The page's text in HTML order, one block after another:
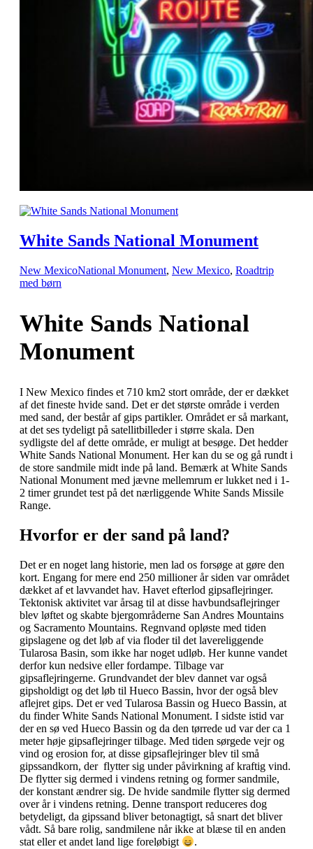
White Sands National Monument
New MexicoNational Monument, New Mexico, Roadtrip
med børn
White Sands National
Monument
I New Mexico findes et 710 km2 stort område, der er dækket
af det fineste hvide sand. Det er det største område i verden
med sand, der består af gips partikler. Området er så markant,
at det ses tydeligt på satellitbilleder i større skala. Den
sydligste del af dette område, er muligt at besøge. Det hedder
White Sands National Monument. Her kan du se og gå rundt i
de store sandmile midt inde på land. Bemærk at White Sands
National Monument med jævne mellemrum er lukket ned i 1-
2 timer grundet test på det nærliggende White Sands Missile
Range.
Hvorfor er der sand på land?
Det er en noget lang historie, men lad os forsøge at gøre den
kort. Engang for mere end 250 millioner år siden var området
dækket af et lavvandet hav. Havet efterlod gipsaflejringer.
Tektonisk aktivitet var årsag til at disse havbundsaflejringer
blev løftet og skabte bjergområderne San Andres Mountains
og Sacramento Mountains. Regnvand opløste med tiden
gipslagene og det løb af via floder til det lavereliggende
Tularosa Basin, som ikke har noget udløb. Her kunne vandet
derfor kun nedsive eller fordampe. Tilbage var
gipsaflejringerne. Grundvandet der blev dannet var også
gipsholdigt og det løb til Hueco Bassin, hvor der også blev
aflejret gips. Det er ved Tularosa Bassin og Hueco Bassin, at
du finder White Sands National Monument. I sidste istid var
der en sø ved Hueco Bassin og da den tørrede ud var der ca 1
meter høje gipsaflejringer tilbage. Med tiden sørgede vejr og
vind og erosion for, at disse gipsaflejringer blev til små
gipssandkorn, der flytter sig under påvirkning af kraftig vind.
De flytter sig dermed i vindens retning og former sandmile,
der konstant ændrer sig. De hvide sandmile flytter sig dermed
over år i vindens retning. Denne transport reduceres dog
betydeligt, da gipssand bliver betonagtigt, så snart det bliver
vådt. Så bare rolig, sandmilene når ikke at blæse til en anden
stat eller et andet land lige foreløbigt
.